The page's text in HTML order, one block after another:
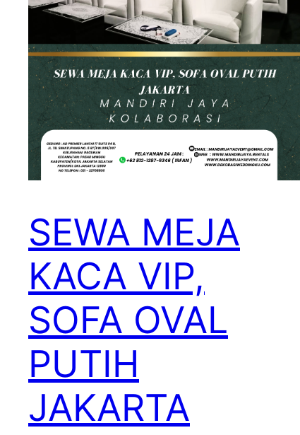
SEWA MEJA
KACA VIP,
SOFA OVAL
PUTIH
JAKARTA